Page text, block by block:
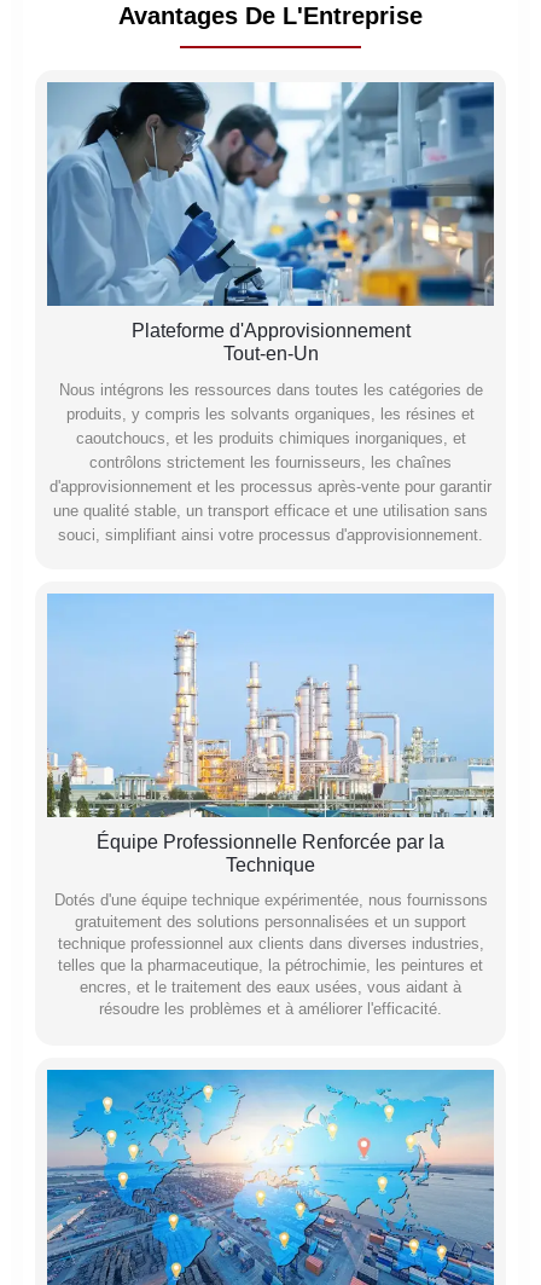
Avantages De L'Entreprise
Plateforme d'Approvisionnement
Tout-en-Un
Nous intégrons les ressources dans toutes les catégories de
produits, y compris les solvants organiques, les résines et
caoutchoucs, et les produits chimiques inorganiques, et
contrôlons strictement les fournisseurs, les chaînes
d'approvisionnement et les processus après-vente pour garantir
une qualité stable, un transport efficace et une utilisation sans
souci, simplifiant ainsi votre processus d'approvisionnement.
Équipe Professionnelle Renforcée par la
Technique
Dotés d'une équipe technique expérimentée, nous fournissons
gratuitement des solutions personnalisées et un support
technique professionnel aux clients dans diverses industries,
telles que la pharmaceutique, la pétrochimie, les peintures et
encres, et le traitement des eaux usées, vous aidant à
résoudre les problèmes et à améliorer l'efficacité.